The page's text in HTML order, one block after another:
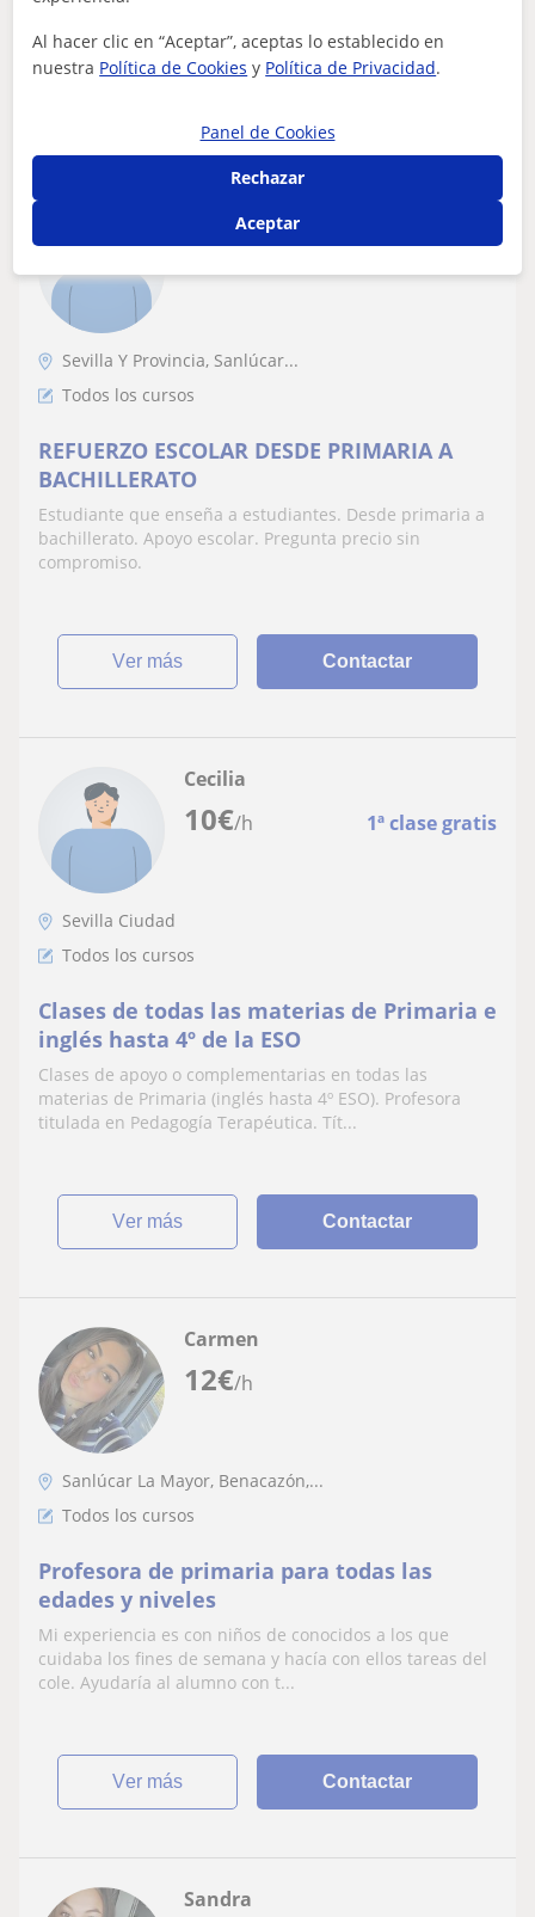
6€
Sevilla Y Provincia, Sanlúcar...
Todos los cursos
REFUERZO ESCOLAR DESDE PRIMARIA A
BACHILLERATO
Estudiante que enseña a estudiantes. Desde primaria a
bachillerato. Apoyo escolar. Pregunta precio sin
compromiso.
ver más Contactar
10€/h 1ª clase gratis
Cecilia
Sevilla Ciudad
Todos los cursos
Clases de todas las materias de Primaria e
inglés hasta 4º de la ESO
Clases de apoyo o complementarias en todas las
materias de Primaria (inglés hasta 4º ESO). Profesora
titulada en Pedagogía Terapéutica. Tít...
ver más Contactar
12€/h
Carmen
Sanlúcar La Mayor, Benacazón,...
Todos los cursos
Profesora de primaria para todas las
edades y niveles
Mi experiencia es con niños de conocidos a los que
cuidaba los fines de semana y hacía con ellos tareas del
cole. Ayudaría al alumno con t...
ver más Contactar
Sandra
Al hacer clic en “Aceptar”, aceptas lo establecido en
nuestra Política de Cookies y Política de Privacidad.
Panel de Cookies
Rechazar
Aceptar